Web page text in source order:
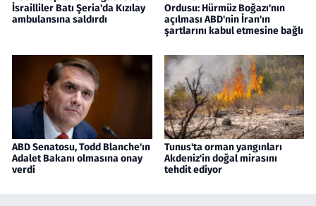
İsrailliler Batı Şeria'da Kızılay
ambulansına saldırdı
Ordusu: Hürmüz Boğazı'nın
açılması ABD'nin İran'ın
şartlarını kabul etmesine bağlı
ABD Senatosu, Todd Blanche'ın
Adalet Bakanı olmasına onay
verdi
Tunus'ta orman yangınları
Akdeniz'in doğal mirasını
tehdit ediyor